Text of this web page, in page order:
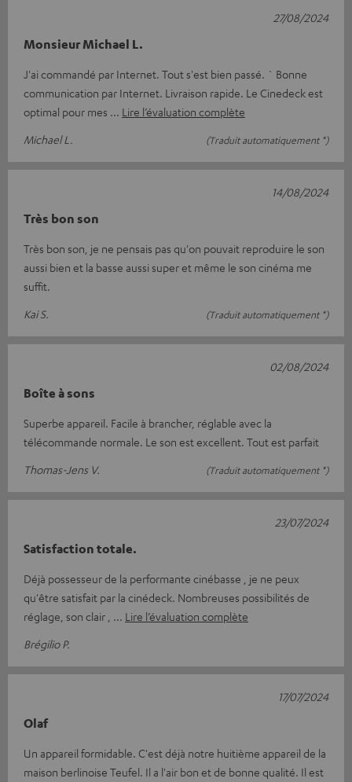
Monsieur Michael L.
J'ai commandé par Internet. Tout s'est bien passé. ` Bonne
communication par Internet. Livraison rapide. Le Cinedeck est
optimal pour mes
Lire l’évaluation complète
Michael L.
(Traduit automatiquement *)
27/08/2024
Très bon son
Très bon son, je ne pensais pas qu'on pouvait reproduire le son
aussi bien et la basse aussi super et même le son cinéma me
suffit.
Kai S.
(Traduit automatiquement *)
14/08/2024
Boîte à sons
Superbe appareil. Facile à brancher, réglable avec la
télécommande normale. Le son est excellent. Tout est parfait
Thomas-Jens V.
(Traduit automatiquement *)
02/08/2024
Satisfaction totale.
Déjà possesseur de la performante cinébasse , je ne peux
qu'être satisfait par la cinédeck. Nombreuses possibilités de
réglage, son clair ,
Lire l’évaluation complète
Brégilio P.
23/07/2024
Olaf
Un appareil formidable. C'est déjà notre huitième appareil de la
maison berlinoise Teufel. Il a l'air bon et de bonne qualité. Il est
17/07/2024